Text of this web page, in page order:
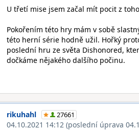
U třetí mise jsem začal mít pocit z
Pokořením této hry mám v sobě
této herní série hodně užil. Hořký
poslední hru ze světa Dishonored,
dočkáme nějakého dalšího počinu.
rikuhahl 27661
04.10.2021 14:12 (poslední úprava